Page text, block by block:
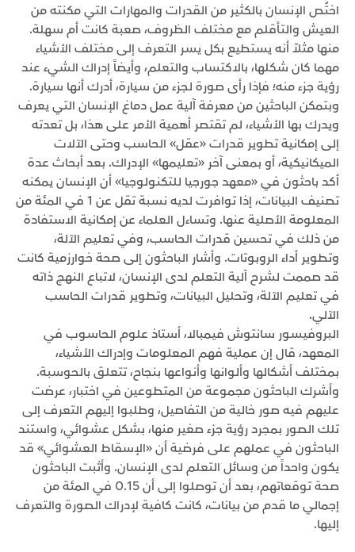
اختُص الإنسان بالكثير من القدرات والمهارات التي مكنته من
العيش والتأقلم مع مختلف الظروف، صعبة كانت أم سهلة.
منها مثلاً أنه يستطيع بكل يسر التعرف إلى مختلف الأشياء
مهما كان شكلها، بالاكتساب والتعلم، وأيضاً إدراك الشيء عند
رؤية جزء منه؛ فإذا رأى صورة لجزء من سيارة، أدرك أنها سيارة.
وبتمكن الباحثين من معرفة آلية عمل دماغ الإنسان التي يعرف
ويدرك بها الأشياء، لم تقتصر أهمية الأمر على هذا، بل تعدته
إلى إمكانية تطوير قدرات «عقل» الحاسب وحتى الآلات
الميكانيكية، أو بمعنى آخر «تعليمها» الإدراك. بعد أبحاث عدة
أكد باحثون في «معهد جورجيا للتكنولوجيا» أن الإنسان يمكنه
تصنيف البيانات، إذا توافرت لديه نسبة تقل عن 1 في المئة من
المعلومة الأصلية عنها. وتساءل العلماء عن إمكانية الاستفادة
من ذلك في تحسين قدرات الحاسب، وفي تعليم الآلة،
وتطوير أداء الروبوتات. وأشار الباحثون إلى صحة خوارزمية كانت
قد صممت لشرح آلية التعلم لدى الإنسان، لاتباع النهج ذاته
في تعليم الآلة، وتحليل البيانات، وتطوير قدرات الحاسب
الآلي.
البروفيسور سانتوش فيمبالا، أستاذ علوم الحاسوب في
المعهد، قال إن عملية فهم المعلومات وإدراك الأشياء،
بمختلف أشكالها وألوانها وأنواعها بنجاح، تتعلق بالحوسبة.
وأشرك الباحثون مجموعة من المتطوعين في اختبار، عرضت
عليهم فيه صور خالية من التفاصيل، وطلبوا إليهم التعرف إلى
تلك الصور بمجرد رؤية جزء صغير منها، بشكل عشوائي، واستند
الباحثون في عملهم على فرضية أن «الإسقاط العشوائي» قد
يكون واحداً من وسائل التعلم لدى الإنسان. وأثبت الباحثون
صحة توقعاتهم، بعد أن توصلوا إلى أن 0.15 في المئة من
إجمالي ما قدم من بيانات، كانت كافية لإدراك الصورة والتعرف
إليها.